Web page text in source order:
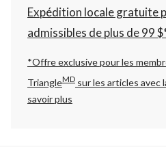
Expédition locale gratuite
admissibles de plus de 99
*Offre exclusive pour les
TriangleMD sur les articles avec
savoir plus